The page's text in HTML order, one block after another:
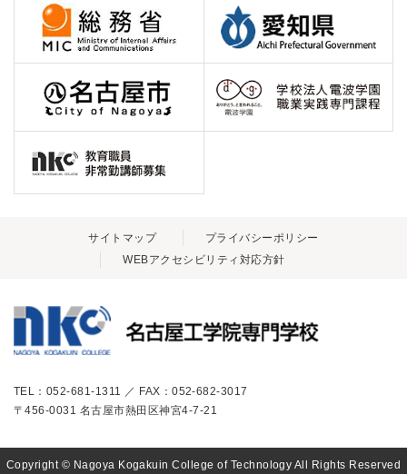
サイトマップ
プライバシーポリシー
WEBアクセシビリティ対応方針
TEL：052-681-1311 ／ FAX：052-682-3017
〒456-0031 名古屋市熱田区神宮4-7-21
Copyright © Nagoya Kogakuin College of Technology All Rights Reserved